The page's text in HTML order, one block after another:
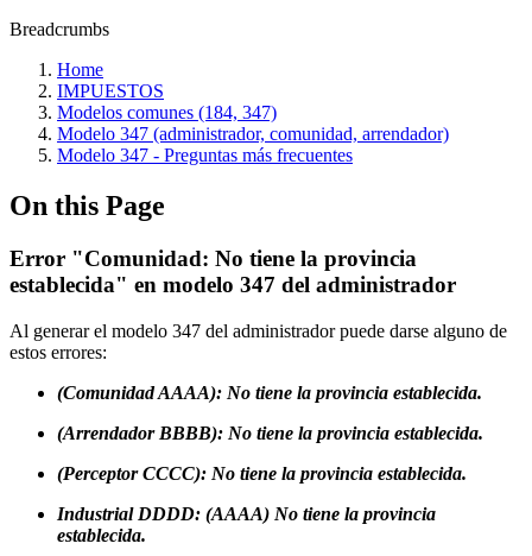
Breadcrumbs
Home
IMPUESTOS
Modelos comunes (184, 347)
Modelo 347 (administrador, comunidad, arrendador)
Modelo 347 - Preguntas más frecuentes
On this Page
Error "Comunidad: No tiene la provincia
establecida" en modelo 347 del administrador
Al generar el modelo 347 del administrador puede darse alguno de
estos errores:
(Comunidad AAAA): No tiene la provincia establecida.
(Arrendador BBBB): No tiene la provincia establecida.
(Perceptor CCCC): No tiene la provincia establecida.
Industrial DDDD: (AAAA) No tiene la provincia
establecida.